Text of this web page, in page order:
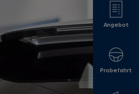
Angebot
Probefahrt